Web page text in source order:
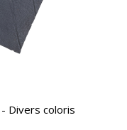
Divers coloris